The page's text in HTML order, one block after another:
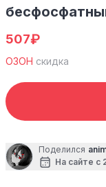
507₽
ОЗОН скидка
Поделился
На сайте с